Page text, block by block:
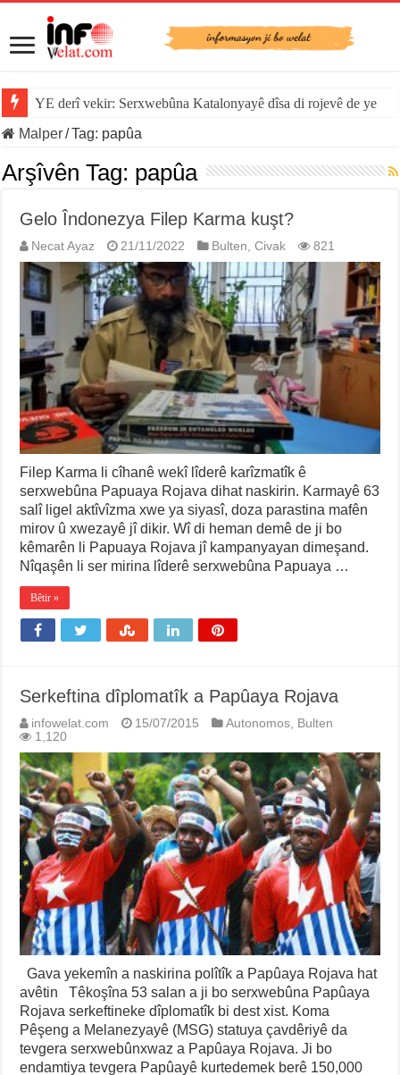
YE derî vekir: Serxwebûna Katalonyayê dîsa di rojevê de ye
Malper/Tag: papûa
Arşîvên Tag: papûa
Gelo Îndonezya Filep Karma kuşt?
Necat Ayaz 21/11/2022 Bulten,Civak 821
Filep Karma li cîhanê wekî lîderê karîzmatîk ê
serxwebûna Papuaya Rojava dihat naskirin. Karmayê 63
salî ligel aktîvîzma xwe ya siyasî, doza parastina mafên
mirov û xwezayê jî dikir. Wî di heman demê de ji bo
kêmarên li Papuaya Rojava jî kampanyayan dimeşand.
Nîqaşên li ser mirina lîderê serxwebûna Papuaya …
Bêtir »
Serkeftina dîplomatîk a Papûaya Rojava
infowelat.com 15/07/2015 Autonomos, Bulten
1,120
Gava yekemîn a naskirina polîtîk a Papûaya Rojava hat
avêtin Têkoşîna 53 salan a ji bo serxwebûna Papûaya
Rojava serkeftineke dîplomatîk bi dest xist. Koma
Pêşeng a Melanezyayê (MSG) statuya çavdêriyê da
tevgera serxwebûnxwaz a Papûaya Rojava. Ji bo
endamtiya tevgera Papûayê kurtedemek berê 150,000